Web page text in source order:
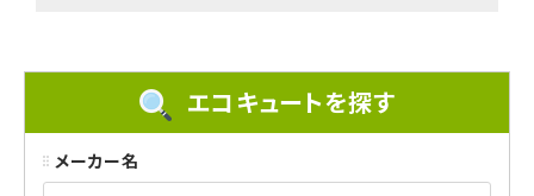
エコキュートを探す
メーカー名